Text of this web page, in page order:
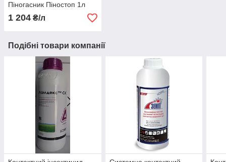
Піногасник Піностоп 1л
1 204 ₴/л
Подібні товари компанії